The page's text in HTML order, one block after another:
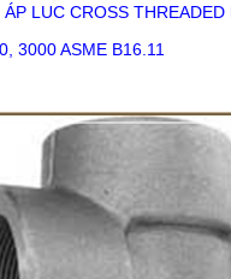
LUC CROSS
3000 ASME B16.11